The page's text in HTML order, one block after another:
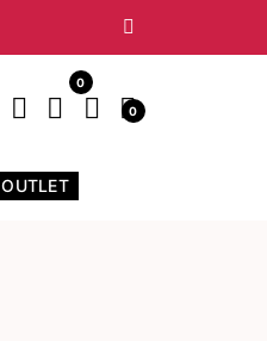
0
0
OUTLET